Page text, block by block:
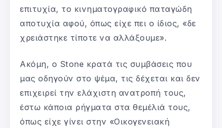
επιτυχία, το κινηματογραφικό παταγώδη
αποτυχία αφού, όπως είχε πει ο ίδιος, «δε
χρειάστηκε τίποτε να αλλάξουμε».
Ακόμη, ο Stone κρατά τις συμβάσεις που
μας οδηγούν στο ψέμα, τις δέχεται και δεν
επιχειρεί την ελάχιστη ανατροπή τους,
έστω κάποια ρήγματα στα θεμέλιά τους,
όπως είχε γίνει στην «Οικογενειακή